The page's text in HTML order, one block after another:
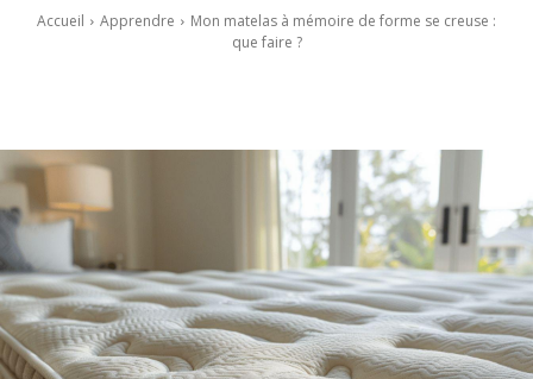
Accueil Apprendre
Mon matelas à mémoire de forme se creuse :
que faire ?